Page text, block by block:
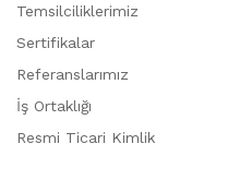
Temsilciliklerimiz
Sertifikalar
Referanslarımız
İş Ortaklığı
Resmi Ticari Kimlik